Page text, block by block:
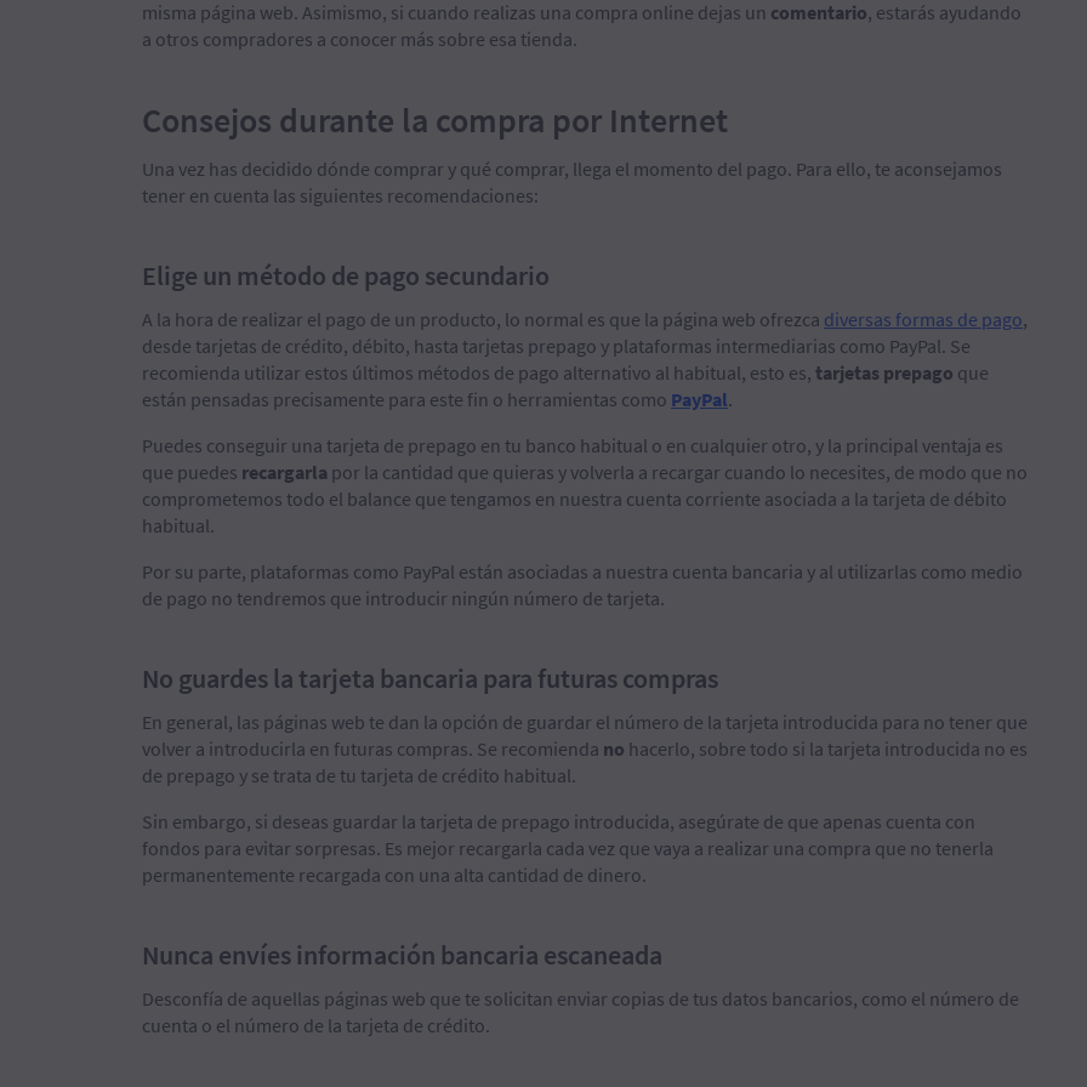
misma página web. Asimismo, si cuando realizas una compra online dejas un comentario, estarás ayudando
a otros compradores a conocer más sobre esa tienda.
Consejos durante la compra por Internet
Una vez has decidido dónde comprar y qué comprar, llega el momento del pago. Para ello, te aconsejamos
tener en cuenta las siguientes recomendaciones:
Elige un método de pago secundario
A la hora de realizar el pago de un producto, lo normal es que la página web ofrezca diversas formas de pago,
desde tarjetas de crédito, débito, hasta tarjetas prepago y plataformas intermediarias como PayPal. Se
recomienda utilizar estos últimos métodos de pago alternativo al habitual, esto es, tarjetas prepago que
están pensadas precisamente para este fin o herramientas como PayPal.
Puedes conseguir una tarjeta de prepago en tu banco habitual o en cualquier otro, y la principal ventaja es
que puedes recargarla por la cantidad que quieras y volverla a recargar cuando lo necesites, de modo que no
comprometemos todo el balance que tengamos en nuestra cuenta corriente asociada a la tarjeta de débito
habitual.
Por su parte, plataformas como PayPal están asociadas a nuestra cuenta bancaria y al utilizarlas como medio
de pago no tendremos que introducir ningún número de tarjeta.
No guardes la tarjeta bancaria para futuras compras
En general, las páginas web te dan la opción de guardar el número de la tarjeta introducida para no tener que
volver a introducirla en futuras compras. Se recomienda no hacerlo, sobre todo si la tarjeta introducida no es
de prepago y se trata de tu tarjeta de crédito habitual.
Sin embargo, si deseas guardar la tarjeta de prepago introducida, asegúrate de que apenas cuenta con
fondos para evitar sorpresas. Es mejor recargarla cada vez que vaya a realizar una compra que no tenerla
permanentemente recargada con una alta cantidad de dinero.
Nunca envíes información bancaria escaneada
Desconfía de aquellas páginas web que te solicitan enviar copias de tus datos bancarios, como el número de
cuenta o el número de la tarjeta de crédito.